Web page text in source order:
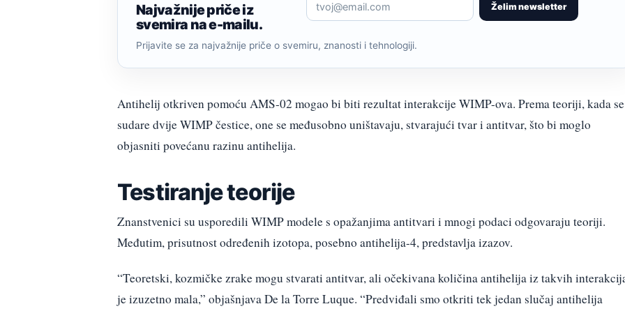
Najvažnije priče iz
svemira na e-mailu.
Želim newsletter
Prijavite se za najvažnije priče o svemiru, znanosti i tehnologiji.
Antihelij otkriven pomoću AMS-02 mogao bi biti rezultat interakcije WIMP-ova. Prema teoriji, kada se
sudare dvije WIMP čestice, one se međusobno uništavaju, stvarajući tvar i antitvar, što bi moglo
objasniti povećanu razinu antihelija.
Testiranje teorije
Znanstvenici su usporedili WIMP modele s opažanjima antitvari i mnogi podaci odgovaraju teoriji.
Međutim, prisutnost određenih izotopa, posebno antihelija-4, predstavlja izazov.
“Teoretski, kozmičke zrake mogu stvarati antitvar, ali očekivana količina antihelija iz takvih
je izuzetno mala,” objašnjava De la Torre Luque. “Predviđali smo otkriti tek jedan slučaj antihelija